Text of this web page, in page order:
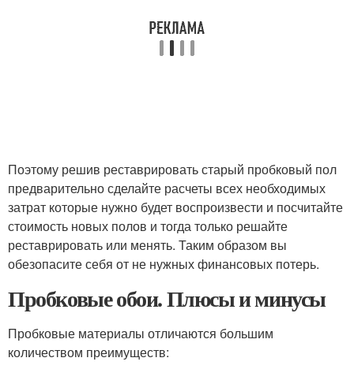
Поэтому решив реставрировать старый пробковый пол
предварительно сделайте расчеты всех необходимых
затрат которые нужно будет воспроизвести и посчитайте
стоимость новых полов и тогда только решайте
реставрировать или менять. Таким образом вы
обезопасите себя от не нужных финансовых потерь.
Пробковые обои. Плюсы и минусы
Пробковые материалы отличаются большим
количеством преимуществ: